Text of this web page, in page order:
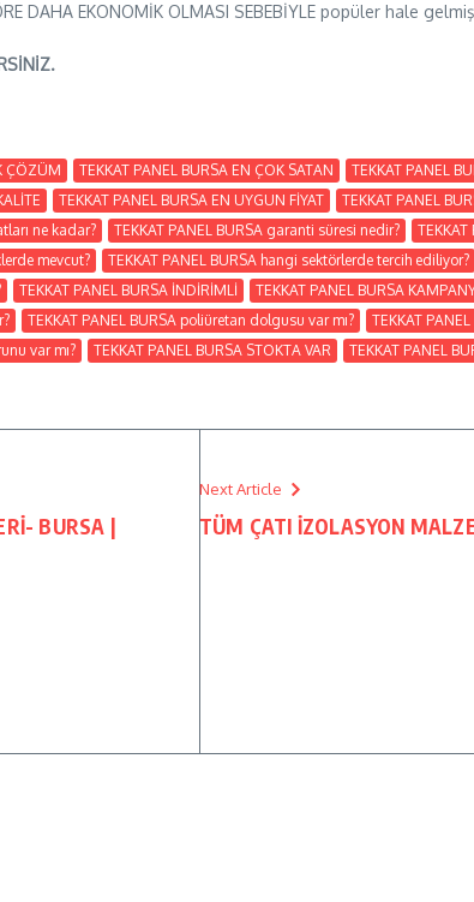
DAHA EKONOMİK OLMASI SEBEBİYLE popüler hale
ÇÖZÜM TEKKAT PANEL BURSA EN ÇOK SATAN
TEKKAT PANEL
TEKKAT PANEL BURSA EN UYGUN FİYAT
TEKKAT PANEL
ne kadar? TEKKAT PANEL BURSA garanti süresi nedir?
TEKKAT
mevcut? TEKKAT PANEL BURSA hangi sektörlerde tercih ediliyor?
TEKKAT PANEL BURSA İNDİRİMLİ TEKKAT PANEL BURSA
TEKKAT PANEL BURSA poliüretan dolgusu var mı?
TEKKAT
var mı? TEKKAT PANEL BURSA STOKTA VAR TEKKAT PANEL
BURSA |
Next Article
TÜM ÇATI İZOLASYON